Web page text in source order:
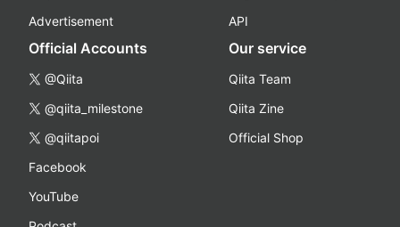
Advertisement
API
Official Accounts
@Qiita
@qiita_milestone
@qiitapoi
Facebook
YouTube
Our service
Qiita Team
Qiita Zine
Official Shop